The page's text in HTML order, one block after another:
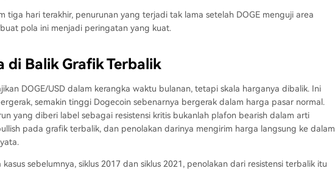
tiga hari terakhir, penurunan yang terjadi tak lama setelah DOGE menguji area
pola ini menjadi peringatan yang kuat.
di Balik Grafik Terbalik
DOGE/USD dalam kerangka waktu bulanan, tetapi skala harganya dibalik. Ini
semakin tinggi Dogecoin sebenarnya bergerak dalam harga pasar normal.
yang diberi label sebagai resistensi kritis bukanlah plafon bearish dalam arti
pada grafik terbalik, dan penolakan darinya mengirim harga langsung ke dalam
sebelumnya, siklus 2017 dan siklus 2021, penolakan dari resistensi terbalik itu